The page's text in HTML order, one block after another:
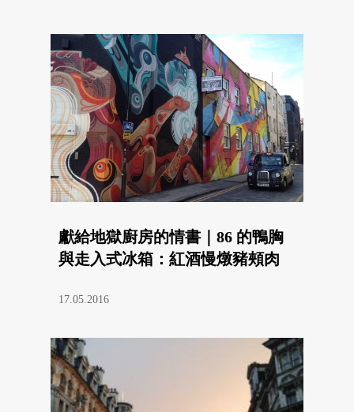
獻給地獄廚房的情書｜86 的鴨胸
與走入式冰箱：紅酒慢燉豬頰肉
17.05.2016